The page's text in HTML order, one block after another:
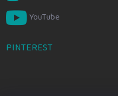
YouTube
PINTEREST